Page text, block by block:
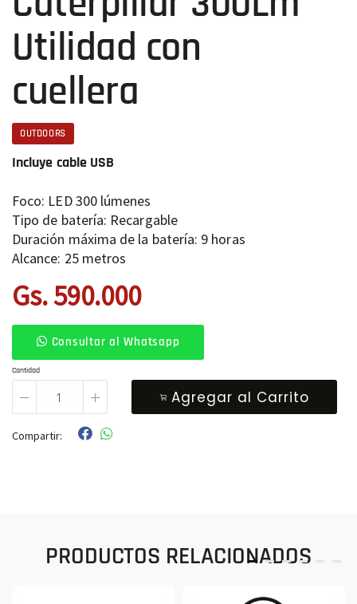
Utilidad con
cuellera
OUTDOORS
Incluye cable USB
Foco: LED 300 lúmenes
Tipo de batería: Recargable
Duración máxima de la batería: 9 horas
Alcance: 25 metros
Gs. 590.000
Consultar al Whatsapp
Cantidad
Agregar al Carrito
Compartir:
PRODUCTOS RELACIONADOS